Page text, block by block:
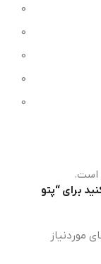
0
0
0
0
0
است.
برای “پتو
موردنیاز